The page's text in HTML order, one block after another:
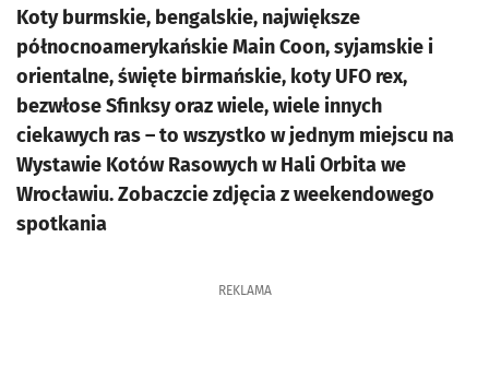
Koty burmskie, bengalskie, największe
północnoamerykańskie Main Coon, syjamskie i
orientalne, święte birmańskie, koty UFO rex,
bezwłose Sfinksy oraz wiele, wiele innych
ciekawych ras – to wszystko w jednym miejscu na
Wystawie Kotów Rasowych w Hali Orbita we
Wrocławiu. Zobaczcie zdjęcia z weekendowego
spotkania
REKLAMA